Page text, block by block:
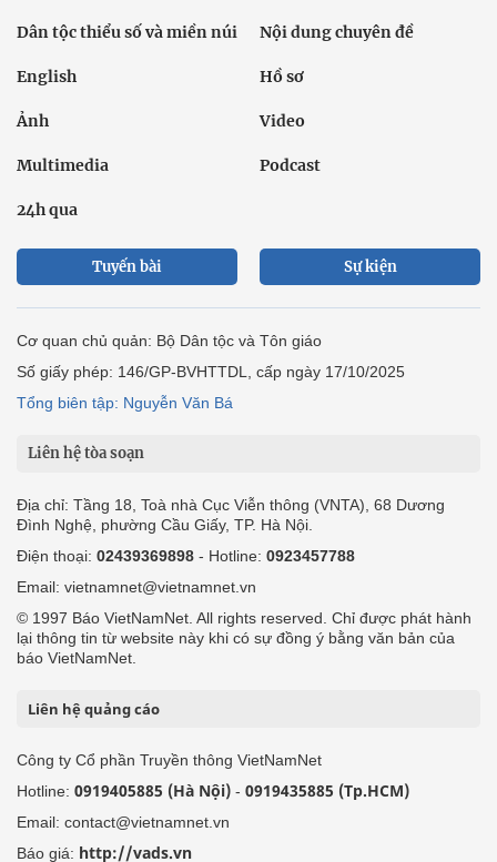
Dân tộc thiểu số và miền núi Nội dung chuyên đề
English Hồ sơ
Ảnh Video
Multimedia Podcast
24h qua
Tuyến bài Sự kiện
Cơ quan chủ quản: Bộ Dân tộc và Tôn giáo
Số giấy phép: 146/GP-BVHTTDL, cấp ngày 17/10/2025
Tổng biên tập: Nguyễn Văn Bá
Liên hệ tòa soạn
Địa chỉ: Tầng 18, Toà nhà Cục Viễn thông (VNTA), 68 Dương
Đình Nghệ, phường Cầu Giấy, TP. Hà Nội.
Điện thoại: 02439369898 - Hotline: 0923457788
Email: vietnamnet@vietnamnet.vn
© 1997 Báo VietNamNet. All rights reserved. Chỉ được phát hành
lại thông tin từ website này khi có sự đồng ý bằng văn bản của
báo VietNamNet.
Liên hệ quảng cáo
Công ty Cổ phần Truyền thông VietNamNet
Hotline: 0919405885 (Hà Nội) - 0919435885 (Tp.HCM)
Email: contact@vietnamnet.vn
Báo giá: http://vads.vn